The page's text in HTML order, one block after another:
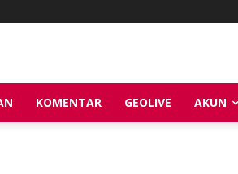
KOMENTAR GEOLIVE AKUN